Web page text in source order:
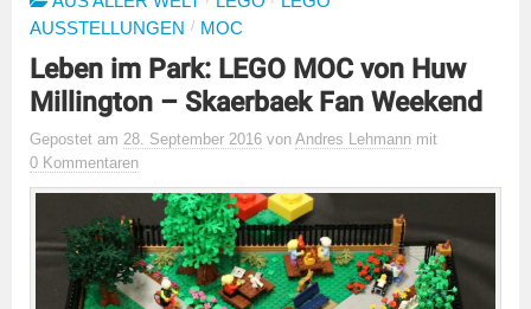
AUSSTELLUNGEN / MOC
Leben im Park: LEGO MOC von Huw
Millington – Skaerbaek Fan Weekend
Gepostet am 28. September 2016 von Andres Lehmann mit
0 Kommentaren